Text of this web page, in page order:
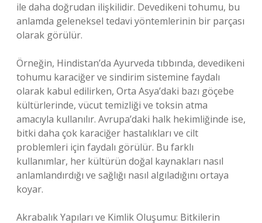
ile daha doğrudan ilişkilidir. Devedikeni tohumu, bu
anlamda geleneksel tedavi yöntemlerinin bir parçası
olarak görülür.
Örneğin, Hindistan’da Ayurveda tıbbında, devedikeni
tohumu karaciğer ve sindirim sistemine faydalı
olarak kabul edilirken, Orta Asya’daki bazı göçebe
kültürlerinde, vücut temizliği ve toksin atma
amacıyla kullanılır. Avrupa’daki halk hekimliğinde ise,
bitki daha çok karaciğer hastalıkları ve cilt
problemleri için faydalı görülür. Bu farklı
kullanımlar, her kültürün doğal kaynakları nasıl
anlamlandırdığı ve sağlığı nasıl algıladığını ortaya
koyar.
Akrabalık Yapıları ve Kimlik Oluşumu: Bitkilerin